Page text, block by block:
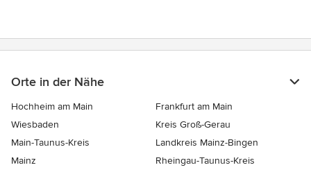
Orte in der Nähe
Hochheim am Main
Frankfurt am Main
Wiesbaden
Kreis Groß-Gerau
Main-Taunus-Kreis
Landkreis Mainz-Bingen
Mainz
Rheingau-Taunus-Kreis